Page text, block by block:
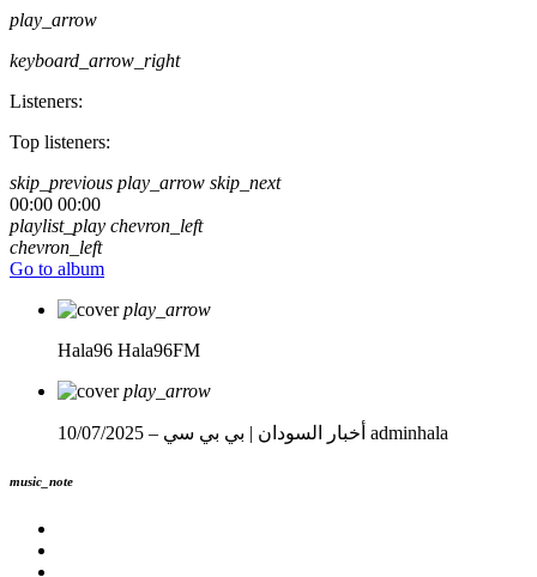
play_arrow
keyboard_arrow_right
Listeners:
Top listeners:
skip_previous play_arrow skip_next
00:00 00:00
playlist_play chevron_left
chevron_left
Go to album
play_arrow
Hala96 Hala96FM
play_arrow
أخبار السودان | بي بي سي – 10/07/2025 adminhala
music_note